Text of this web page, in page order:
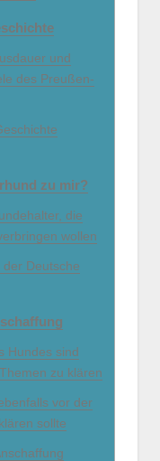
und
des Preußen-
zu mir?
die
wollen
Deutsche
Hundes sind
zu klären
vor der
sollte